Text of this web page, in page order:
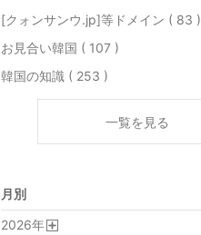
[クォンサンウ.jp]等ドメイン ( 83 )
お見合い韓国 ( 107 )
韓国の知識 ( 253 )
一覧を見る
月別
2026年